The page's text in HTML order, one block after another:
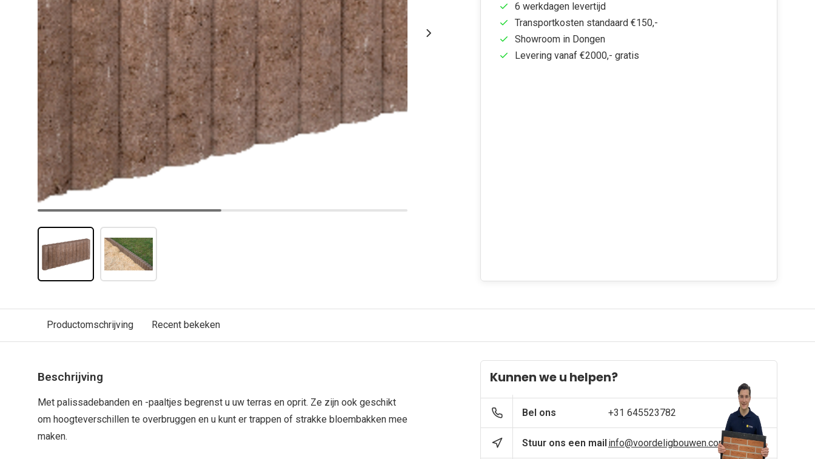
6 werkdagen levertijd
Transportkosten standaard €150,-
Showroom in Dongen
Levering vanaf €2000,- gratis
Productomschrijving Recent bekeken
Beschrijving
Met palissadebanden en -paaltjes begrenst u uw terras en oprit. Ze zijn ook geschikt
om hoogteverschillen te overbruggen en u kunt er trappen of strakke bloembakken mee
maken.
Kunnen we u helpen?
Bel ons +31 645523782
Stuur ons een mail info@voordeligbouwen.com